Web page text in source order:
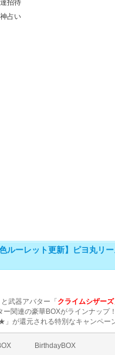
招待
占い
ルーレット更新】ピヨ丸リー
と武器アバター「 クライムシザーズ
関連の豪華BOXがラインナップ！
が還元される特別なキャンペー
BirthdayBOX